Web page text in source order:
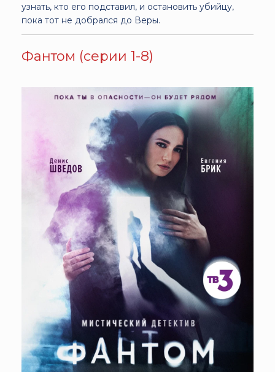
узнать, кто его подставил, и остановить убийцу,
пока тот не добрался до Веры.
Фантом (серии 1-8)